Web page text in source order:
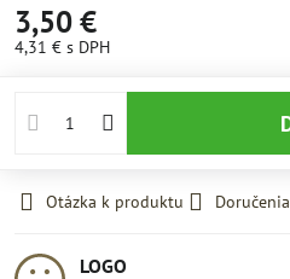
3,50 €
4,31 € s DPH
Otázka k produktu Doručenia
LOGO